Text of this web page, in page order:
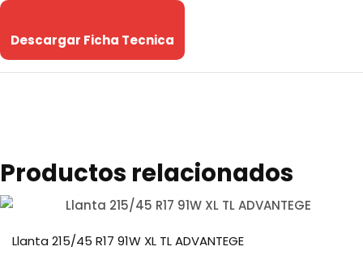
Descargar Ficha Tecnica
Productos relacionados
Llanta 215/45 R17 91W XL TL ADVANTEGE